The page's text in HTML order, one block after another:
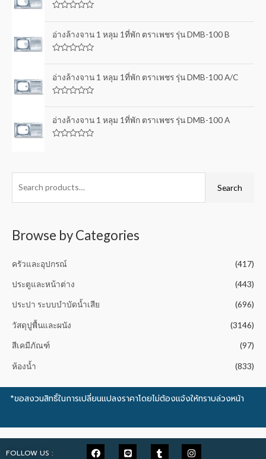
d
t
o
f
t
e
d
t
o
f
อ่างล้างจาน 1 หลุม 1ที่พัก ตราเพชร รุ่น DMB-100 B
t
e
d
t
o
f
อ่างล้างจาน 1 หลุม 1ที่พัก ตราเพชร รุ่น DMB-100 A/C
t
e
d
o
5
อ่างล้างจาน 1 หลุม 1ที่พัก ตราเพชร รุ่น DMB-100 A
d
o
Search
Browse by Categories
ครัวและอุปกรณ์ (417)
ประตูและหน้าต่าง (443)
ประปา ระบบบำบัดน้ำเสีย (696)
วัสดุปูพื้นและผนัง (3146)
สีเคมีภัณฑ์ (97)
ห้องน้ำ (833)
*ขอสงวนสิทธิ์ในการเปลี่ยนแปลงราคาโดยไม่ต้องแจ้งให้ทราบล่วงหน้า
FOLLOW US :